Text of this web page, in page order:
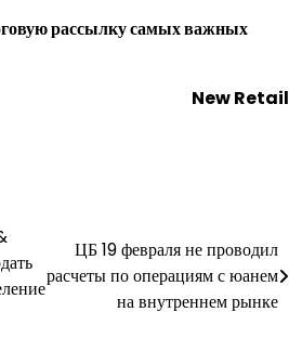
рассылку самых важных
New Retail
ЦБ 19 февраля не проводил
расчеты по операциям с юанем
на внутреннем рынке